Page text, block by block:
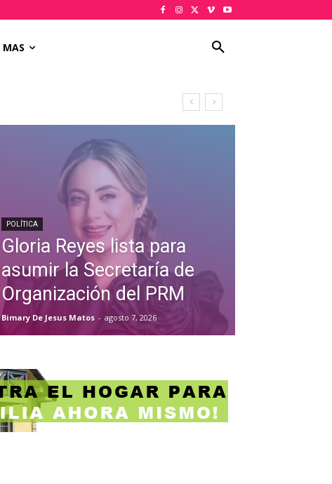
MAS
POLÍTICA
Gloria Reyes lista para
asumir la Secretaría de
Organización del PRM
Bimary De Jesus Matos - agosto 7, 2026